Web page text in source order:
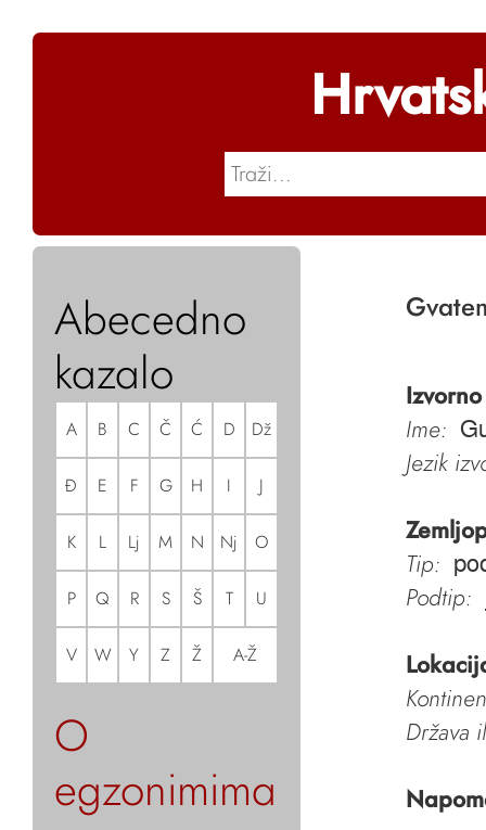
Abecedno
kazalo
A B C Č Ć D Dž
Đ E F G H I J
K L Lj M N Nj O
P Q R S Š T U
V W Y Z Ž A-Ž
O
egzonimima
Ime:
Jezik
Tip:
Podtip:
Država